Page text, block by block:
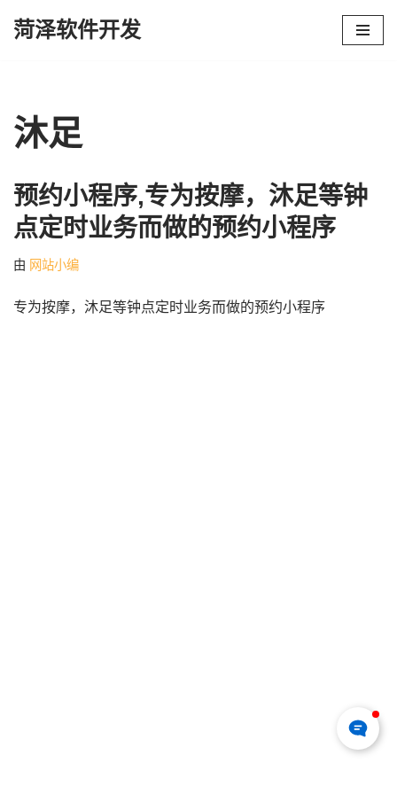
文
菏泽软件开发
沐足
预约小程序,专为按摩，沐足等钟
点定时业务而做的预约小程序
由 网站小编
专为按摩，沐足等钟点定时业务而做的预约小程序